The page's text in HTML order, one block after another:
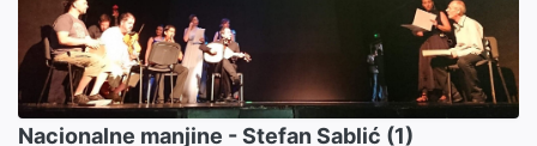
Nacionalne manjine - Stefan Sablić (1)